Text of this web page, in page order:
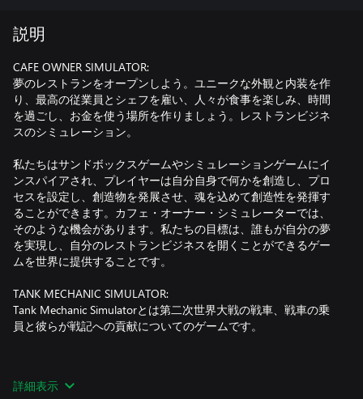
説明
CAFE OWNER SIMULATOR:
夢のレストランをオープンしよう。ユニークな外観と内装を作
り、最高の従業員とシェフを雇い、人々が食事を楽しみ、時間
を過ごし、お金を使う場所を作りましょう。レストランビジネ
スのシミュレーション。
私たちはサンドボックスゲームやシミュレーションゲームにイ
ンスパイアされ、プレイヤーは自分自身で何かを創造し、プロ
セスを設定し、創造物を発展させ、魂を込めて創造性を発揮す
ることができます。カフェ・オーナー・シミュレーターでは、
そのような機会があります。私たちの目標は、誰もが自分の夢
を実現し、自分のレストランビジネスを開くことができるゲー
ムを世界に提供することです。
TANK MECHANIC SIMULATOR:
Tank Mechanic Simulatorとは第二次世界大戦の戦車、戦車の乗
員と彼らが戦記への貢献についてのゲームです。
戦車の博物館のオーナーは壊れた戦車や捨てられた戦車を取り
詳細表示